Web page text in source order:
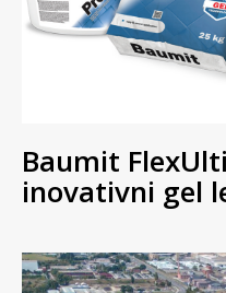
Baumit
inovativni gel